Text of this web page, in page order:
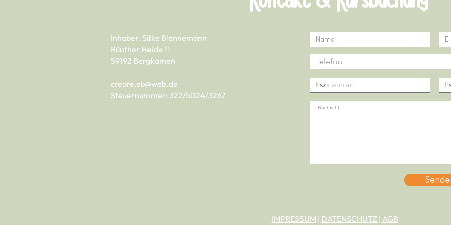
Inhaber: Silke Blennemann
Rünther Heide 11
59192 Bergkamen
creare.sb@web.de
Steuernummer: 322/5024/3267
IMPRESSUM | DATENSCHUTZ | AGB